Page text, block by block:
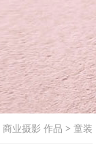
商业摄影 作品 > 童装